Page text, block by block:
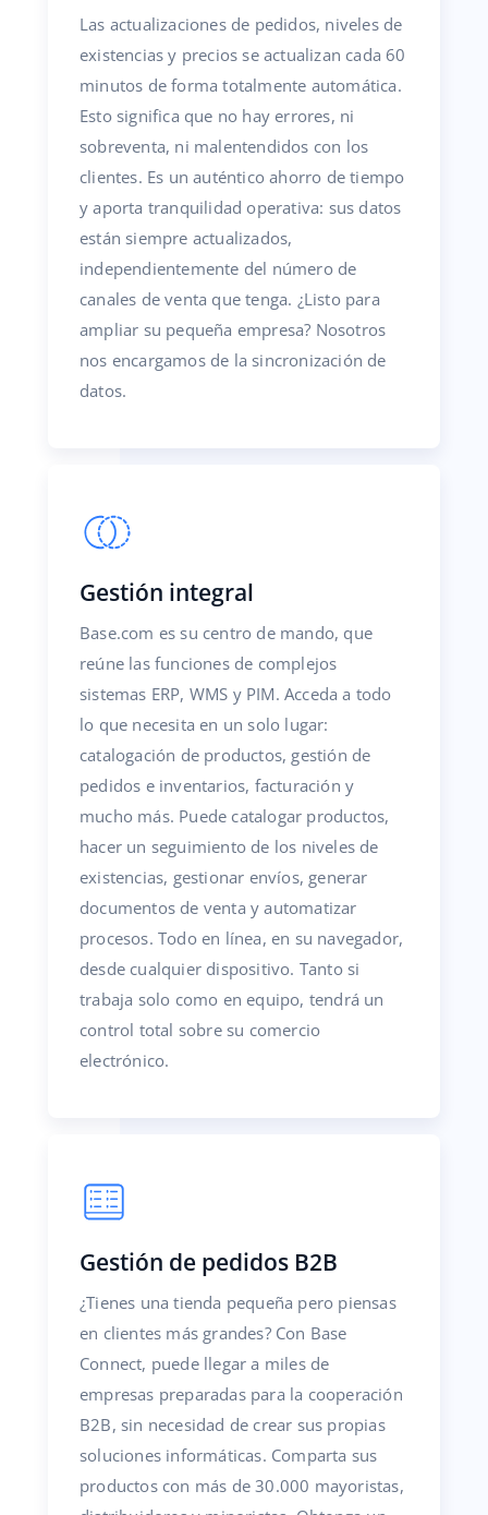
Las actualizaciones de pedidos, niveles de
existencias y precios se actualizan cada 60
minutos de forma totalmente automática.
Esto significa que no hay errores, ni
sobreventa, ni malentendidos con los
clientes. Es un auténtico ahorro de tiempo
y aporta tranquilidad operativa: sus datos
están siempre actualizados,
independientemente del número de
canales de venta que tenga. ¿Listo para
ampliar su pequeña empresa? Nosotros
nos encargamos de la sincronización de
datos.
Gestión integral
Base.com es su centro de mando, que
reúne las funciones de complejos
sistemas ERP, WMS y PIM. Acceda a todo
lo que necesita en un solo lugar:
catalogación de productos, gestión de
pedidos e inventarios, facturación y
mucho más. Puede catalogar productos,
hacer un seguimiento de los niveles de
existencias, gestionar envíos, generar
documentos de venta y automatizar
procesos. Todo en línea, en su navegador,
desde cualquier dispositivo. Tanto si
trabaja solo como en equipo, tendrá un
control total sobre su comercio
electrónico.
Gestión de pedidos B2B
¿Tienes una tienda pequeña pero piensas
en clientes más grandes? Con Base
Connect, puede llegar a miles de
empresas preparadas para la cooperación
B2B, sin necesidad de crear sus propias
soluciones informáticas. Comparta sus
productos con más de 30.000 mayoristas,